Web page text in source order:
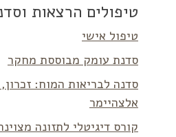
טיפולים הרצאות
טיפול אישי
סדנת עומק מבוססת מחקר
סדנה לבריאות המוח:
אלצהיימר
קורס דיגיטלי לתזונה